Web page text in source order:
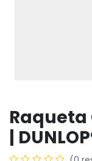
Raqueta
|